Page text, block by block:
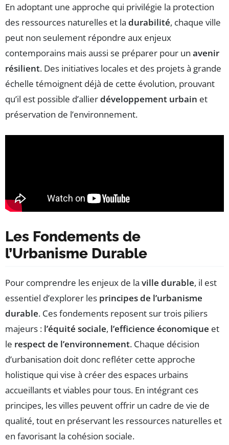
En adoptant une approche qui privilégie la protection
des ressources naturelles et la durabilité, chaque ville
peut non seulement répondre aux enjeux
contemporains mais aussi se préparer pour un avenir
résilient. Des initiatives locales et des projets à grande
échelle témoignent déjà de cette évolution, prouvant
qu’il est possible d’allierdéveloppement urbain et
préservation de l’environnement.
Les Fondements de
l’Urbanisme Durable
Pour comprendre les enjeux de la ville durable, il est
essentiel d’explorer les principes de l’urbanisme
durable. Ces fondements reposent sur trois piliers
majeurs : l’équité sociale, l’efficience économique et
le respect de l’environnement. Chaque décision
d’urbanisation doit donc refléter cette approche
holistique qui vise à créer des espaces urbains
accueillants et viables pour tous. En intégrant ces
principes, les villes peuvent offrir un cadre de vie de
qualité, tout en préservant les ressources naturelles et
en favorisant la cohésion sociale.